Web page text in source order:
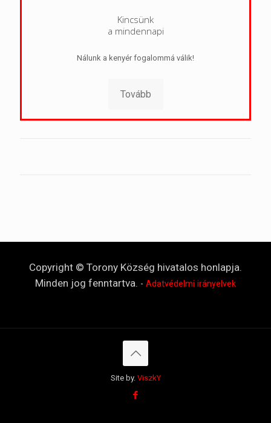
Kincsünk
a mindennapi
Nálunk a kenyér fogalommá válik!
Tovább
Copyright © Torony Község hivatalos honlapja.
Minden jog fenntartva. - Adatvédelmi irányelvek
Site by. ViszkY